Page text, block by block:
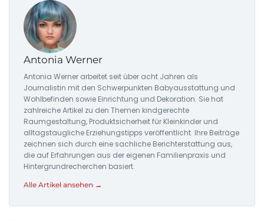
Antonia Werner
Antonia Werner arbeitet seit über acht Jahren als
Journalistin mit den Schwerpunkten Babyausstattung und
Wohlbefinden sowie Einrichtung und Dekoration. Sie hat
zahlreiche Artikel zu den Themen kindgerechte
Raumgestaltung, Produktsicherheit für Kleinkinder und
alltagstaugliche Erziehungstipps veröffentlicht. Ihre Beiträge
zeichnen sich durch eine sachliche Berichterstattung aus,
die auf Erfahrungen aus der eigenen Familienpraxis und
Hintergrundrecherchen basiert.
Alle Artikel ansehen →